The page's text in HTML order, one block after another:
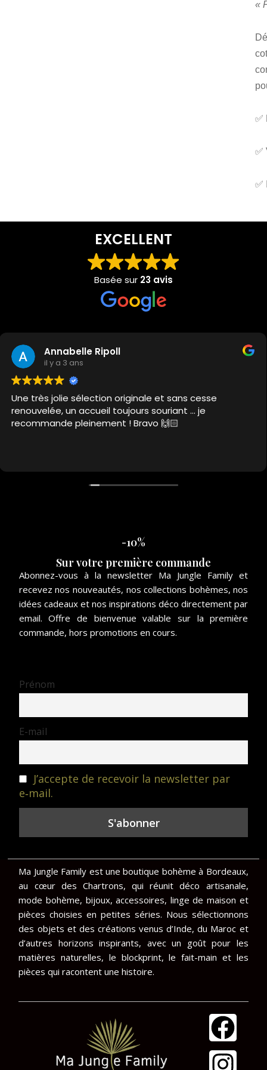
«
✅
✅
✅
EXCELLENT
Basée sur 23 avis
sans cesse
… je
🙌🏻
Super boutique avec des
C'est un lieu inspirant qui
décoration à tous les prix.
-10%
Sur votre première commande
Abonnez-vous à la newsletter Ma Jungle Family et
recevez nos nouveautés, nos collections bohèmes, nos
idées cadeaux et nos inspirations déco directement par
email. Offre de bienvenue valable sur la première
commande, hors promotions en cours.
Prénom
E-mail
J’accepte de recevoir la newsletter par
e‑mail.
Ma Jungle Family est une boutique bohème à Bordeaux,
au cœur des Chartrons, qui réunit déco artisanale,
mode bohème, bijoux, accessoires, linge de maison et
pièces choisies en petites séries. Nous sélectionnons
des objets et des créations venus d’Inde, du Maroc et
d’autres horizons inspirants, avec un goût pour les
matières naturelles, le blockprint, le fait-main et les
pièces qui racontent une histoire.
F
a
I
n